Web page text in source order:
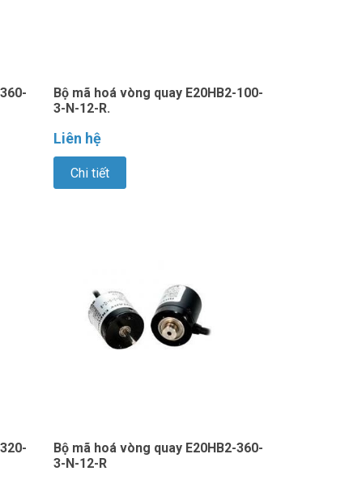
Bộ mã hoá vòng quay E20HB2-100-
3-N-12-R.
Liên hệ
Chi tiết
Bộ mã hoá vòng quay E20HB2-360-
3-N-12-R